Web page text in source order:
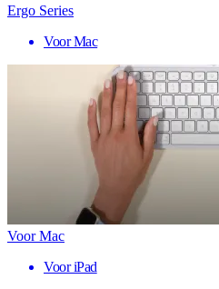
Ergo Series
Voor Mac
Voor Mac
Voor iPad